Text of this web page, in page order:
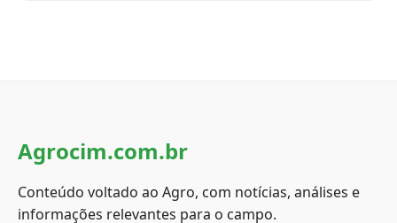
Agrocim.com.br
Conteúdo voltado ao Agro, com notícias, análises e
informações relevantes para o campo.